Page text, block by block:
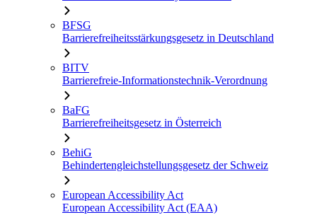
BFSG
Barrierefreiheitsstärkungsgesetz in Deutschland
BITV
Barrierefreie-Informationstechnik-Verordnung
BaFG
Barrierefreiheitsgesetz in Österreich
BehiG
Behindertengleichstellungsgesetz der Schweiz
European Accessibility Act
European Accessibility Act (EAA)